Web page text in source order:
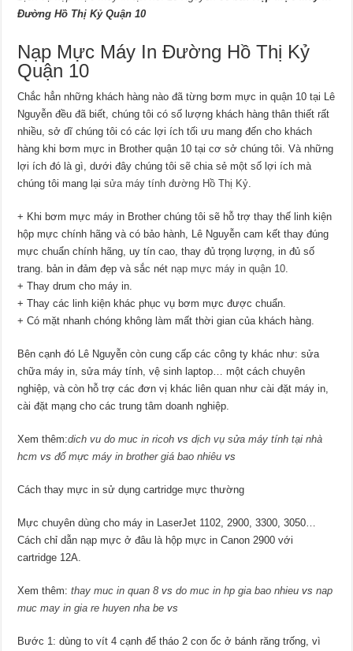
Đường Hồ Thị Kỷ Quận 10
Nạp Mực Máy In Đường Hồ Thị Kỷ
Quận 10
Chắc hẳn những khách hàng nào đã từng bơm mực in quận 10 tại Lê
Nguyễn đều đã biết, chúng tôi có số lượng khách hàng thân thiết rất
nhiều, sở dĩ chúng tôi có các lợi ích tối ưu mang đến cho khách
hàng khi bơm mực in Brother quận 10 tại cơ sở chúng tôi. Và những
lợi ích đó là gì, dưới đây chúng tôi sẽ chia sẻ một số lợi ích mà
chúng tôi mang lạisửa máy tính đường Hồ Thị Kỷ
+ Khi bơm mực máy in Brother chúng tôi sẽ hỗ trợ thay thế linh kiện
hộp mực chính hãng và có bảo hành, Lê Nguyễn cam kết thay đúng
mực chuẩn chính hãng, uy tín cao, thay đủ trọng lượng, in đủ số
trang. bản in đảm đẹp và sắc nét nạp mực máy in quận 10
+ Thay drum cho máy in.
+ Thay các linh kiện khác phục vụ bơm mực được chuẩn.
+ Có mặt nhanh chóng không làm mất thời gian của khách hàng.
Bên cạnh đó Lê Nguyễn còn cung cấp các công ty khác như: sửa
chữa máy in, sửa máy tính, vệ sinh laptop… một cách chuyên
nghiệp, và còn hỗ trợ các đơn vị khác liên quan như cài đặt máy in,
cài đặt mạng cho các trung tâm doanh nghiệp.
Xem thêm:dich vu do muc in ricoh vsdịch vụ sửa máy tính tại nhà
hcm vsđổ mực máy in brother giá bao nhiêu vs
Cách thay mực in sử dụng cartridge mực thường
Mực chuyên dùng cho máy in LaserJet 1102, 2900, 3300, 3050…
Cách chỉ dẫn nạp mực ở đâu là hộp mực in Canon 2900 với
cartridge 12A.
Xem thêm:thay muc in quan 8 vsdo muc in hp gia bao nhieu vsnap
muc may in gia re huyen nha be vs
Bước 1: dùng to vít 4 cạnh để tháo 2 con ốc ở bánh răng trống, vì